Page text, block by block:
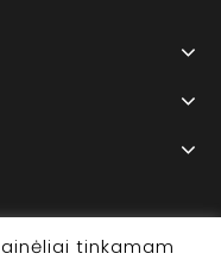
tinkamam